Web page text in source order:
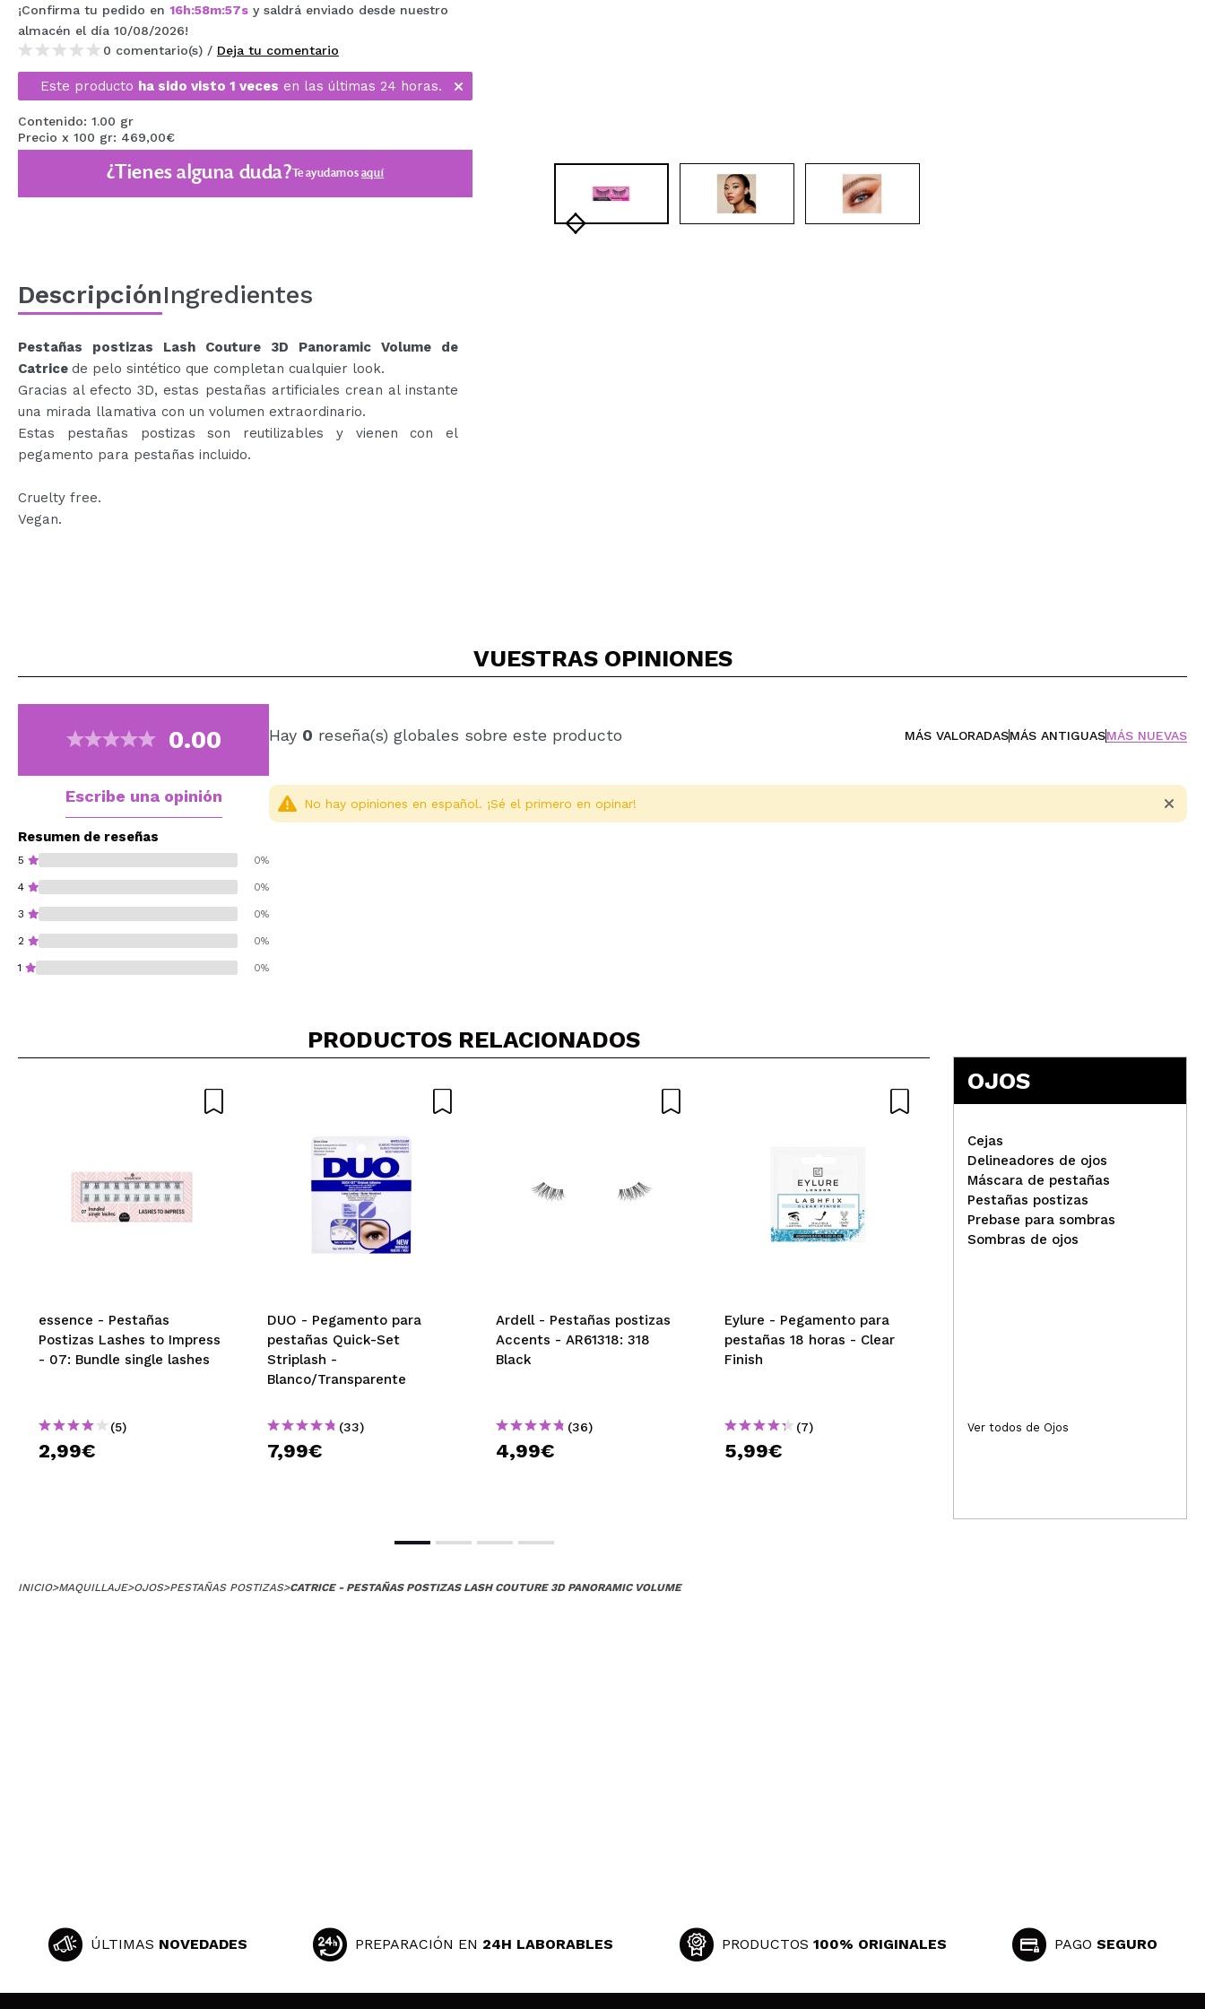
MAQUIFARMA
KOREA ZONE
TRAVEL SIZE
NATURE
PRÓXIMAMENTE
¡Confirma tu pedido en 16h:58m:56sy saldrá enviado desde nuestro
almacén el día 10/08/2026!
0 comentario(s) / Deja tu comentario
Este producto ha sido visto 1 veces en las últimas 24 horas.
Contenido: 1.00 gr
Precio x 100 gr: 469,00€
¿Tienes alguna duda?Te ayudamosaquí
DescripciónIngredientes
Pestañas postizas Lash Couture 3D Panoramic Volume de
Catrice de pelo sintético que completan cualquier look.
Gracias al efecto 3D, estas pestañas artificiales crean al instante
una mirada llamativa con un volumen extraordinario.
Estas pestañas postizas son reutilizables y vienen con el
pegamento para pestañas incluido.
Cruelty free.
Vegan.
VUESTRAS OPINIONES
0.00
Escribe una opinión
Resumen de reseñas
5 0%
4 0%
3 0%
2 0%
1 0%
Hay 0 reseña(s) globales sobre este producto MÁS VALORADASMÁS ANTIGUASMÁS NUEVAS
No hay opiniones en español. ¡Sé el primero en opinar!
PRODUCTOS RELACIONADOS
essence - Pestañas
Postizas Lashes to Impress
- 07: Bundle single lashes
(5)
2,99€
DUO - Pegamento para
pestañas Quick-Set
Striplash -
Blanco/Transparente
(33)
7,99€
Ardell - Pestañas postizas
Accents - AR61318: 318
Black
(36)
4,99€
Eylure - Pegamento para
pestañas 18 horas - Clear
Finish
(7)
5,99€
Ibra - Pestañas postizas
Glam - 400
(8)
OJOS
Cejas
Delineadores de ojos
Máscara de pestañas
Pestañas postizas
Prebase para sombras
Sombras de ojos
Ver todos de Ojos
INICIO>MAQUILLAJE>OJOS>PESTAÑAS POSTIZAS>CATRICE - PESTAÑAS POSTIZAS LASH COUTURE 3D PANORAMIC VOLUME
ÚLTIMAS NOVEDADES PREPARACIÓN EN 24H LABORABLES PRODUCTOS 100% ORIGINALES PAGO SEGURO